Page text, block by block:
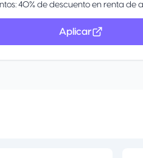
40% de descuento en renta de
servicios: Posibilidad de pagar
(CFE, Telmex, etc.) desde la app.
Aplicar